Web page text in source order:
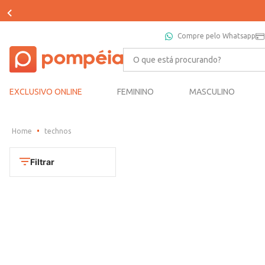
Compre pelo Whatsapp
O que está procurando?
EXCLUSIVO ONLINE FEMININO MASCULINO
technos
Filtrar